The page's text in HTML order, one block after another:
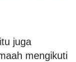
juga
mengikuti